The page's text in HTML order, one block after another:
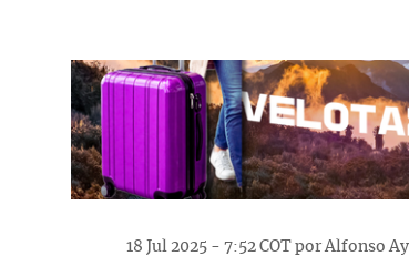
18 Jul 2025 - 7:52 COT por Alfonso